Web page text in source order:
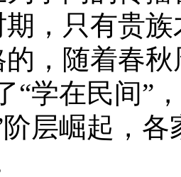
，只有贵
，随着春
“学在民间”
层崛起，